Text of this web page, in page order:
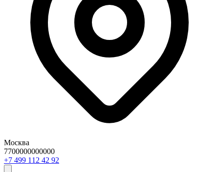
Москва
7700000000000
29 24 211 994 7+